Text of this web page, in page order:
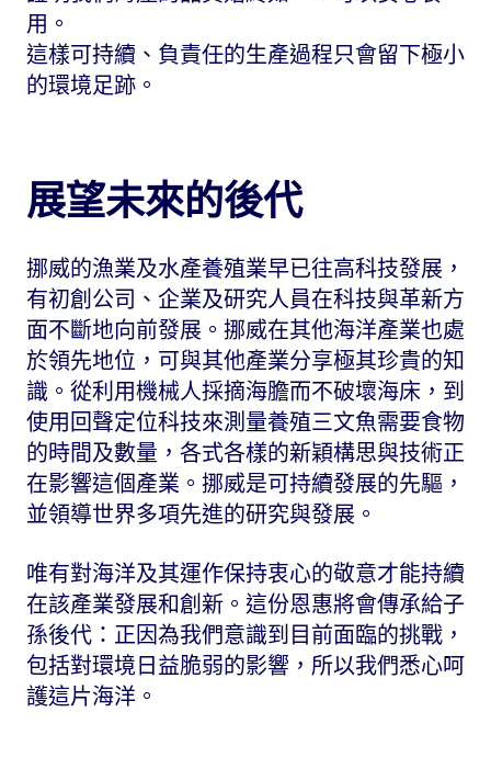
用。
這樣可持續、負責任的生產過程只會留下極小
的環境足跡。
展望未來的後代
挪威的漁業及水產養殖業早已往高科技發展，
有初創公司、企業及研究人員在科技與革新方
面不斷地向前發展。挪威在其他海洋產業也處
於領先地位，可與其他產業分享極其珍貴的知
識。從利用機械人採摘海膽而不破壞海床，到
使用回聲定位科技來測量養殖三文魚需要食物
的時間及數量，各式各樣的新穎構思與技術正
在影響這個產業。挪威是可持續發展的先驅，
並領導世界多項先進的研究與發展。
唯有對海洋及其運作保持衷心的敬意才能持續
在該產業發展和創新。這份恩惠將會傳承給子
孫後代：正因為我們意識到目前面臨的挑戰，
包括對環境日益脆弱的影響，所以我們悉心呵
護這片海洋。